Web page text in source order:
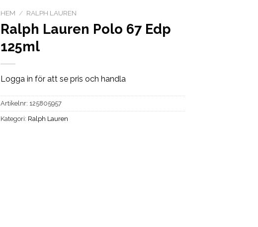
HEM / RALPH LAUREN
Ralph Lauren Polo 67 Edp
125ml
Logga in för att se pris och handla
Artikelnr: 125805957
Kategori: Ralph Lauren